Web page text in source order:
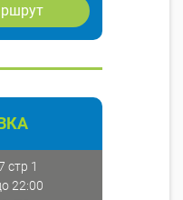
стр 1
22:00